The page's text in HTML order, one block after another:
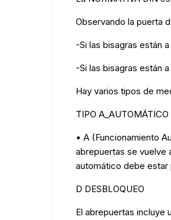
Observando la puerta
-Si las bisagras están
-Si las bisagras están
Hay varios tipos de
TIPO A_AUTOMÁTICO
• A (Funcionamiento
abrepuertas se vuelve
automático debe estar
D DESBLOQUEO
El abrepuertas incluye